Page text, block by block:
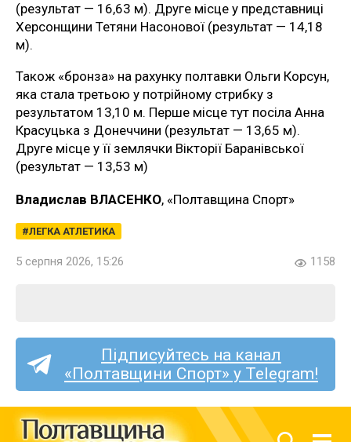
(результат — 16,63 м). Друге місце у представниці
Херсонщини Тетяни Насонової (результат — 14,18
м).
Також «бронза» на рахунку полтавки Ольги Корсун,
яка стала третьою у потрійному стрибку з
результатом 13,10 м. Перше місце тут посіла Анна
Красуцька з Донеччини (результат — 13,65 м).
Друге місце у її землячки Вікторії Баранівської
(результат — 13,53 м)
Владислав ВЛАСЕНКО, «Полтавщина Спорт»
ЛЕГКА АТЛЕТИКА
5 серпня 2026, 15:26 1158
Підписуйтесь на канал
«Полтавщини Спорт» у Telegram!